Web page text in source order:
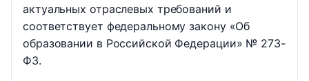
актуальных отраслевых требований и
соответствует федеральному закону «Об
образовании в Российской Федерации» № 273-
ФЗ.